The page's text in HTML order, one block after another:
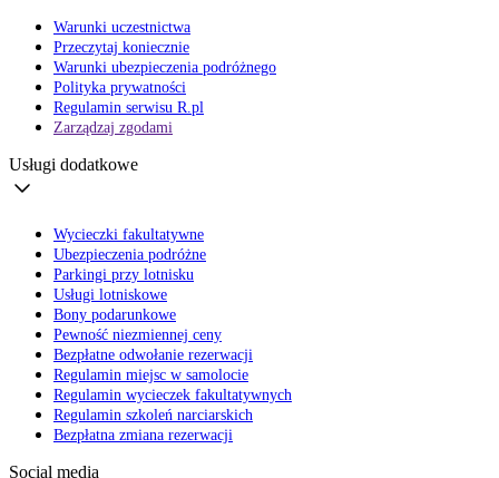
Warunki uczestnictwa
Przeczytaj koniecznie
Warunki ubezpieczenia podróżnego
Polityka prywatności
Regulamin serwisu R.pl
Zarządzaj zgodami
Usługi dodatkowe
Wycieczki fakultatywne
Ubezpieczenia podróżne
Parkingi przy lotnisku
Usługi lotniskowe
Bony podarunkowe
Pewność niezmiennej ceny
Bezpłatne odwołanie rezerwacji
Regulamin miejsc w samolocie
Regulamin wycieczek fakultatywnych
Regulamin szkoleń narciarskich
Bezpłatna zmiana rezerwacji
Social media